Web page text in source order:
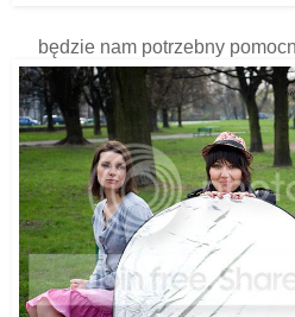
będzie nam potrzebny